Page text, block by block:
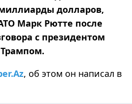
долларов,
Марк Рютте после
с президентом
, об этом он написал в